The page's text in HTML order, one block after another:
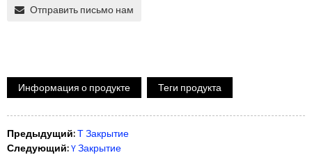
Отправить письмо нам
Информация о продукте Теги продукта
Предыдущий:Т Закрытие
Следующий:Y Закрытие